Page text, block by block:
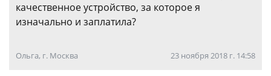
качественное устройство, за которое я
изначально и заплатила?
Ольга, г. Москва 23 ноября 2018 г. 14:58